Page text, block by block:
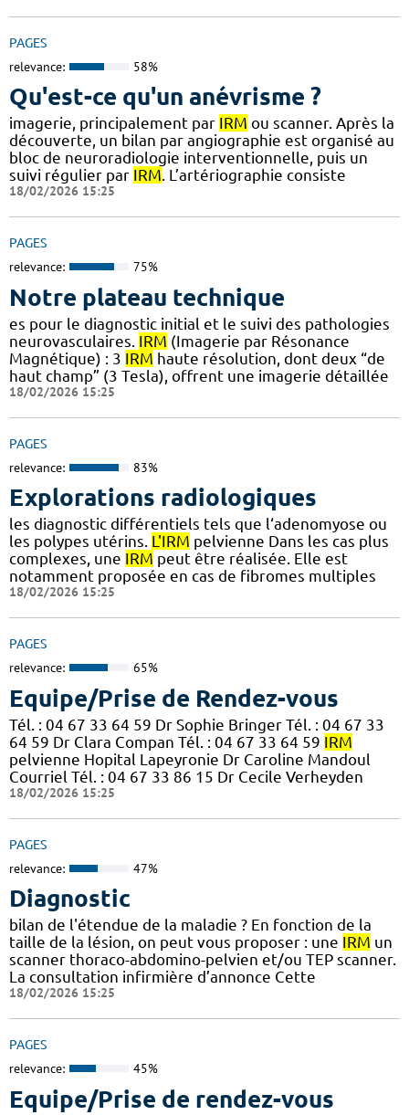
PAGES
relevance: 58%
Qu'est-ce qu'un anévrisme ?
imagerie, principalement par IRM ou scanner. Après la
découverte, un bilan par angiographie est organisé au
bloc de neuroradiologie interventionnelle, puis un
suivi régulier par IRM. L’artériographie consiste
18/02/2026 15:25
PAGES
relevance: 75%
Notre plateau technique
es pour le diagnostic initial et le suivi des pathologies
neurovasculaires. IRM (Imagerie par Résonance
Magnétique) : 3 IRM haute résolution, dont deux “de
haut champ” (3 Tesla), offrent une imagerie détaillée
18/02/2026 15:25
PAGES
relevance: 83%
Explorations radiologiques
les diagnostic différentiels tels que l‘adenomyose ou
les polypes utérins. L'IRM pelvienne Dans les cas plus
complexes, une IRM peut être réalisée. Elle est
notamment proposée en cas de fibromes multiples
18/02/2026 15:25
PAGES
relevance: 65%
Equipe/Prise de Rendez-vous
Tél. : 04 67 33 64 59 Dr Sophie Bringer Tél. : 04 67 33
64 59 Dr Clara Compan Tél. : 04 67 33 64 59 IRM
pelvienne Hopital Lapeyronie Dr Caroline Mandoul
Courriel Tél. : 04 67 33 86 15 Dr Cecile Verheyden
18/02/2026 15:25
PAGES
relevance: 47%
Diagnostic
bilan de l'étendue de la maladie ? En fonction de la
taille de la lésion, on peut vous proposer : une IRM un
scanner thoraco-abdomino-pelvien et/ou TEP scanner.
La consultation infirmière d’annonce Cette
18/02/2026 15:25
PAGES
relevance: 45%
Equipe/Prise de rendez-vous